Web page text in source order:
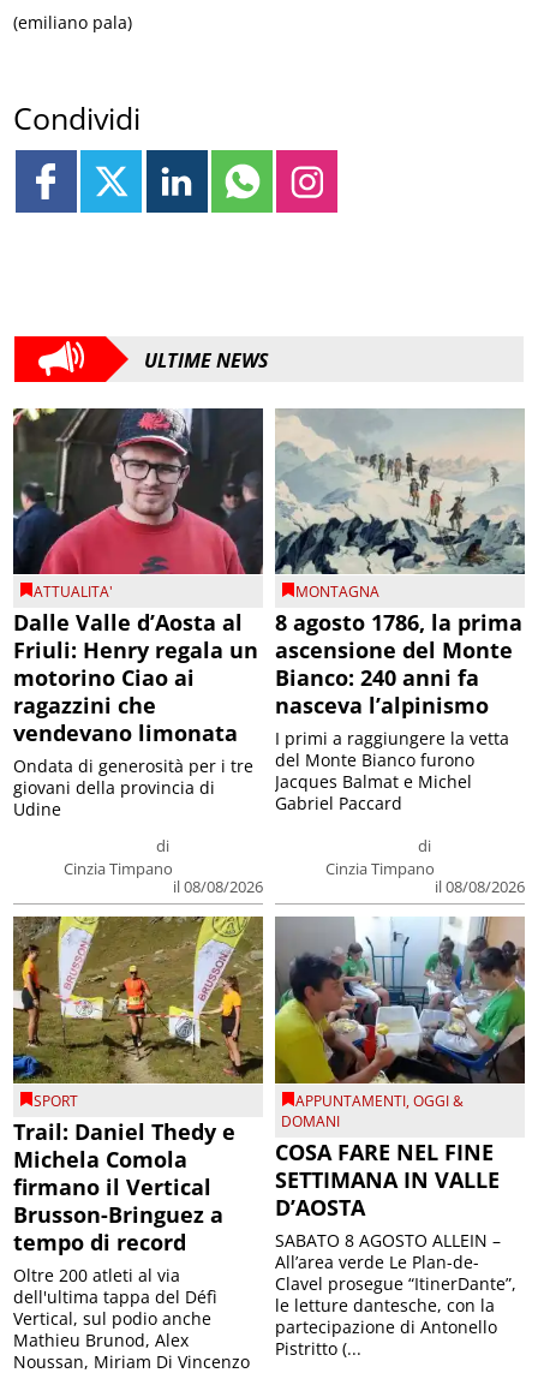
(emiliano pala)
Condividi
ULTIME NEWS
ATTUALITA'
Dalle Valle d’Aosta al
Friuli: Henry regala un
motorino Ciao ai
ragazzini che
vendevano limonata
di
Cinzia Timpano
il 08/08/2026
Ondata di generosità per i tre
giovani della provincia di
Udine
MONTAGNA
8 agosto 1786, la prima
ascensione del Monte
Bianco: 240 anni fa
nasceva l’alpinismo
di
Cinzia Timpano
il 08/08/2026
I primi a raggiungere la vetta
del Monte Bianco furono
Jacques Balmat e Michel
Gabriel Paccard
SPORT
Trail: Daniel Thedy e
Michela Comola
firmano il Vertical
Brusson-Bringuez a
tempo di record
Oltre 200 atleti al via
dell'ultima tappa del Défì
Vertical, sul podio anche
Mathieu Brunod, Alex
Noussan, Miriam Di Vincenzo
APPUNTAMENTI,OGGI &
DOMANI
COSA FARE NEL FINE
SETTIMANA IN VALLE
D’AOSTA
SABATO 8 AGOSTO ALLEIN –
All’area verde Le Plan-de-
Clavel prosegue “ItinerDante”,
le letture dantesche, con la
partecipazione di Antonello
Pistritto (...